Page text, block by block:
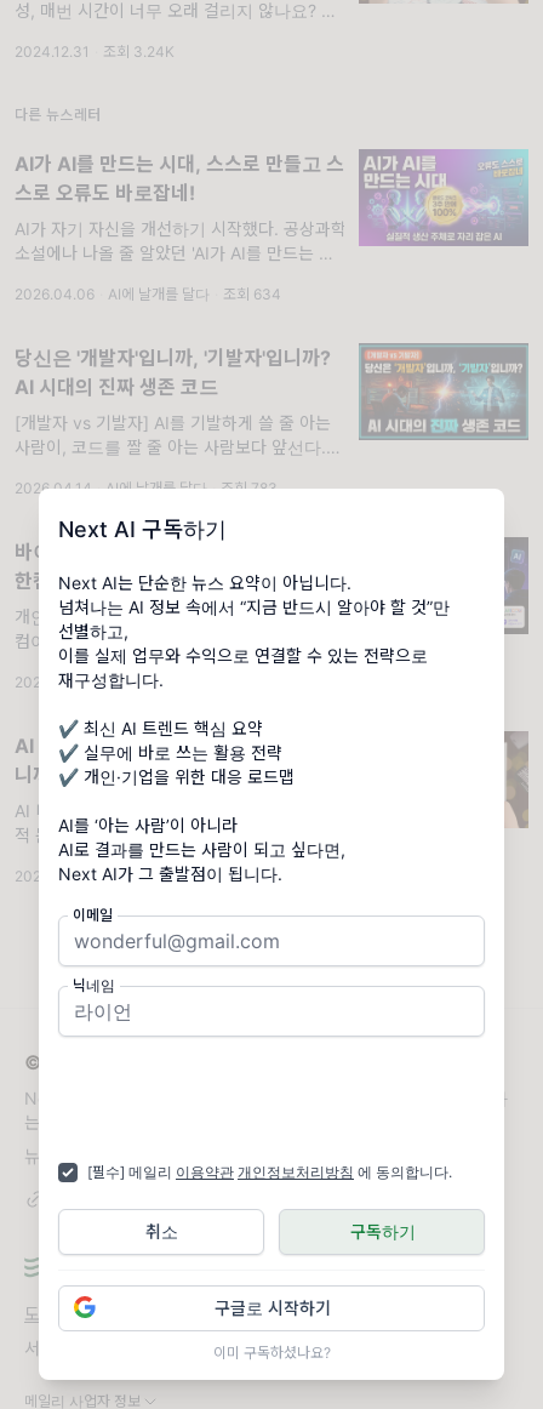
Next AI 구독하기
Next AI는 단순한 뉴스 요약이 아닙니다.
넘쳐나는 AI 정보 속에서 “지금 반드시 알아야 할 것”만
선별하고,
이를 실제 업무와 수익으로 연결할 수 있는 전략으로
재구성합니다.
✔ 최신 AI 트렌드 핵심 요약
✔ 실무에 바로 쓰는 활용 전략
✔ 개인·기업을 위한 대응 로드맵
AI를 ‘아는 사람’이 아니라
AI로 결과를 만드는 사람이 되고 싶다면,
Next AI가 그 출발점이 됩니다.
이메일
닉네임
[필수] 메일리 이용약관 개인정보처리방침 에 동의합니다.
구독하기
취소
구글로 시작하기
이미 구독하셨나요?
성, 매번 시간이 너무 오래 걸리지 않나요? 긴
경험, 한 번쯤 있으셨죠? 특히 목차를 구성하고
2024.12.31 조회 3.24K
다른 뉴스레터
AI가 AI를 만드는 시대, 스스로 만들고 스
스로 오류도 바로잡네!
AI가 자기 자신을 개선하기 시작했다. 공상과학
소설에나 나올 줄 알았던 'AI가 AI를 만드는 시
2026.04.06 AI에 날개를 달다 조회 634
당신은 '개발자'입니까, '기발자'입니까?
AI 시대의 진짜 생존 코드
[개발자 vs 기발자] AI를 기발하게 쓸 줄 아는
사람이, 코드를 짤 줄 아는 사람보다 앞선다..
대의 진짜 생존 코드
2026.04.14 · AI에 날개를 달다 · 조회 783
바이브 코딩으로 AI와 협업 - 3주 만에
한컴이 인정한 오픈소스 도구 개발
개인 개발자 한 명이 AI와 협업해 3주 만에 한
컴이 인정한 오픈소스 도구를 만들었다 이 공식
을 당신의 업무에 그대로 이식하는 법. 📖 혼자
서 3주 만에 크롬 확장 만드는 법 - rHWP 개발
롬프트 연구소(APLab) | 피플...
2026.05.05 · AI에 날개를 달다
AI 이코노미 시대, 당신은 준비하고 계십
니까?
AI 디바이드의 심화와 생산성 격차로 인한 사회
적 문제 발생과 그 해법은?. [목차] AI 시대의
생존 게임, AI 디바이드 현실과 해법
2025.01.06 · 조회 1.17K
© 2026 Next AI
Next AI는 가장 중요한 AI 트렌드와 실무 활용 전략을 선별해 전달하
는 AI 전문 뉴스레터입니다.
뉴스레터 문의
도움말
오류 및 기능 관련 제보
서비스 이용 문의
admin@team.maily.so
메일리 사업자 정보